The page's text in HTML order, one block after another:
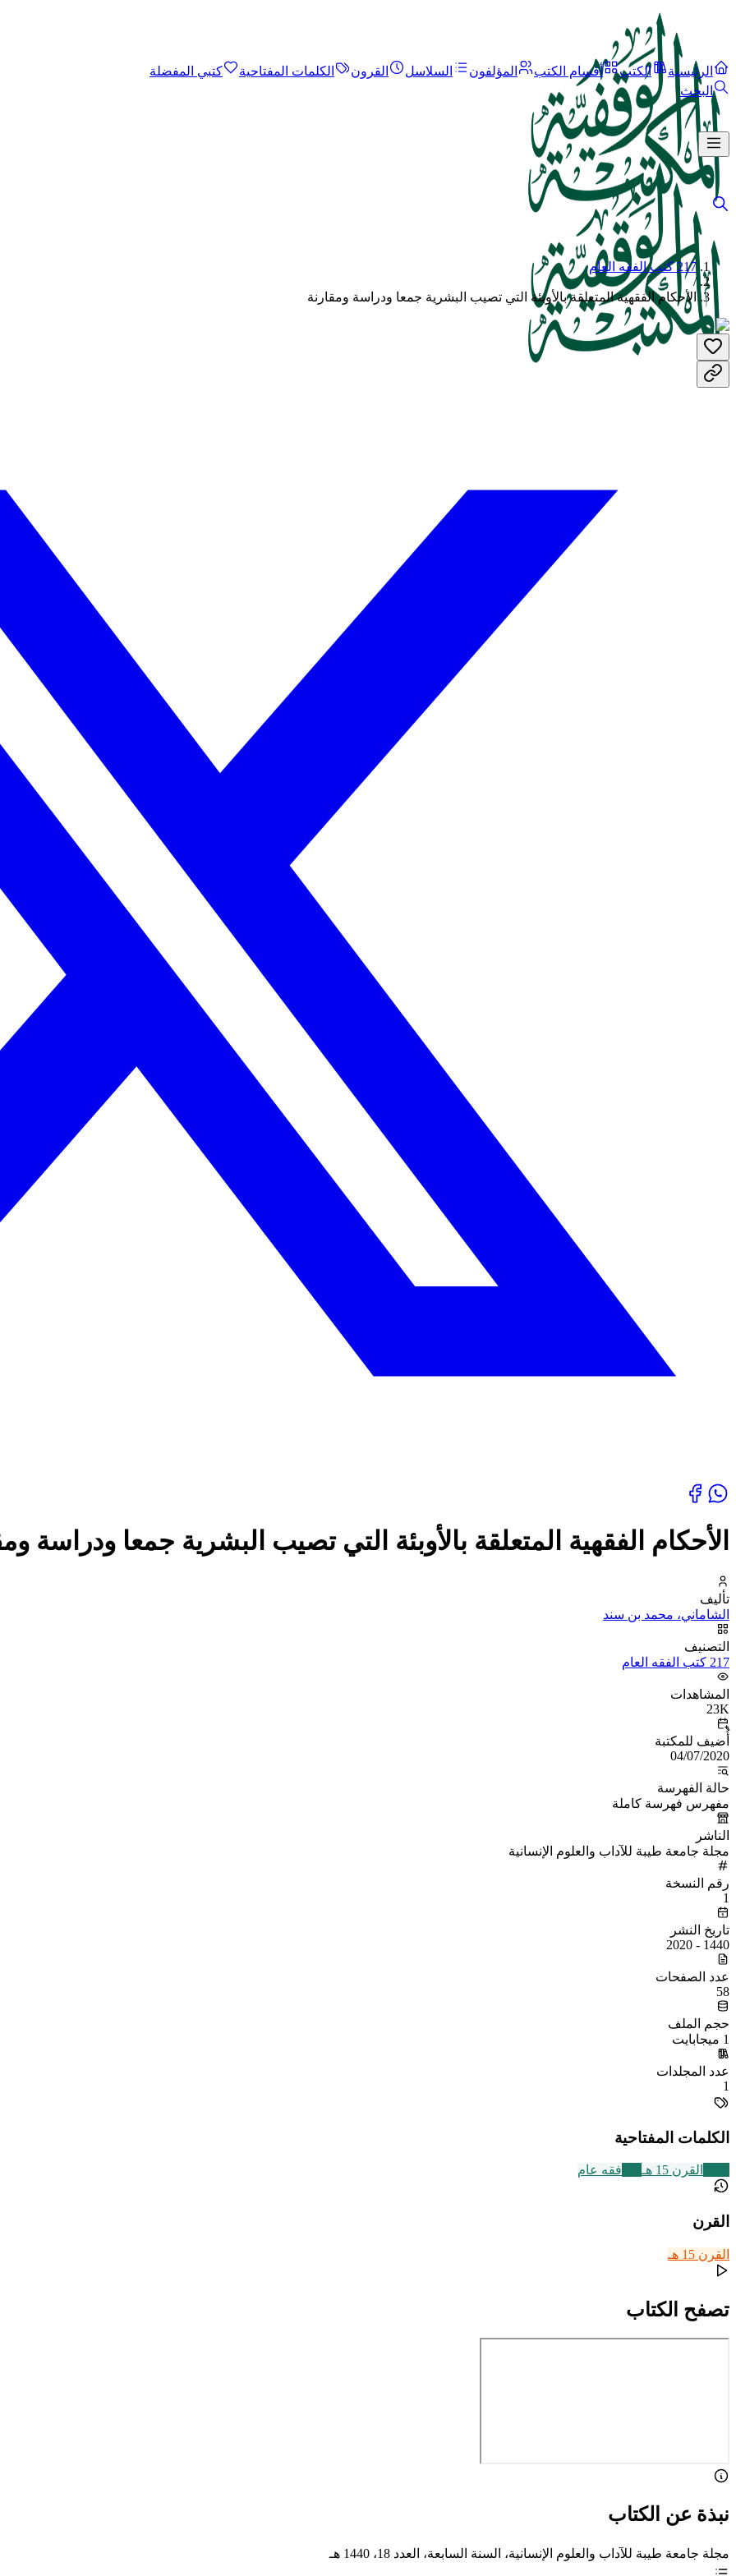
الرئيسية الكتب أقسام الكتب المؤلفون السلاسل القرون الكلمات المفتاحية
كتبي المفضلة
البحث
217 كتب الفقه العام
/
الأحكام الفقهية المتعلقة بالأوبئة التي تصيب البشرية جمعا ودراسة ومقارنة
الأحكام الفقهية المتعلقة بالأوبئة التي تصيب البشرية جمعا ودراسة
تأليف
الشاماني، محمد بن سند
التصنيف
217 كتب الفقه العام
المشاهدات
23K
أُضيف للمكتبة
04/07/2020
حالة الفهرسة
مفهرس فهرسة كاملة
الناشر
مجلة جامعة طيبة للآداب والعلوم الإنسانية
رقم النسخة
1
تاريخ النشر
1440 - 2020
عدد الصفحات
58
حجم الملف
1 ميجابايت
عدد المجلدات
1
الكلمات المفتاحية
القرن 15 هـ فقه عام
القرن
القرن 15 هـ
تصفح الكتاب
نبذة عن الكتاب
مجلة جامعة طيبة للآداب والعلوم الإنسانية، السنة السابعة، العدد 18، 1440 هـ